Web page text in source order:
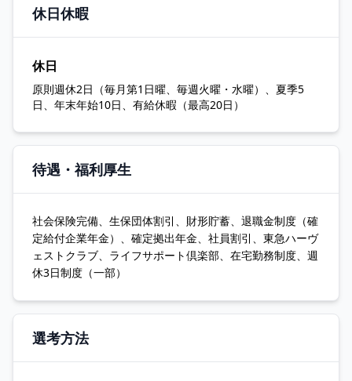
休日休暇
休日
原則週休2日（毎月第1日曜、毎週火曜・水曜）、夏季5
日、年末年始10日、有給休暇（最高20日）
待遇・福利厚生
社会保険完備、生保団体割引、財形貯蓄、退職金制度（確
定給付企業年金）、確定拠出年金、社員割引、東急ハーヴ
ェストクラブ、ライフサポート倶楽部、在宅勤務制度、週
休3日制度（一部）
選考方法